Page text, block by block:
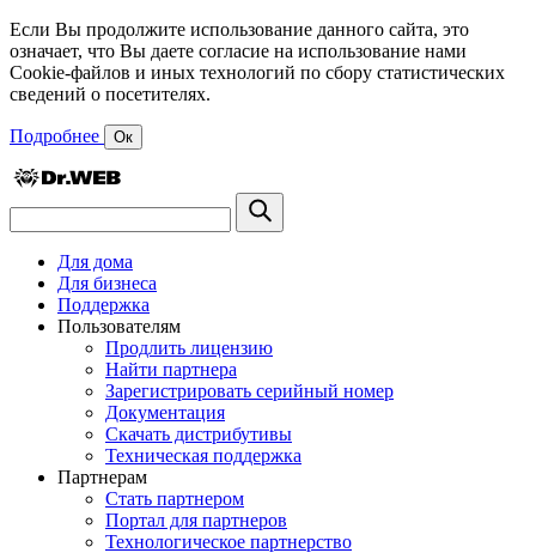
Если Вы продолжите использование данного сайта, это
означает, что Вы даете согласие на использование нами
Cookie-файлов и иных технологий по сбору статистических
сведений о посетителях.
Подробнее Ок
Для дома
Для бизнеса
Поддержка
Пользователям
Продлить лицензию
Найти партнера
Зарегистрировать серийный номер
Документация
Скачать дистрибутивы
Техническая поддержка
Партнерам
Стать партнером
Портал для партнеров
Технологическое партнерство